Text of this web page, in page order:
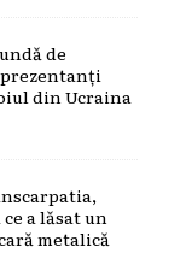
de
din Ucraina
a lăsat un
metalică